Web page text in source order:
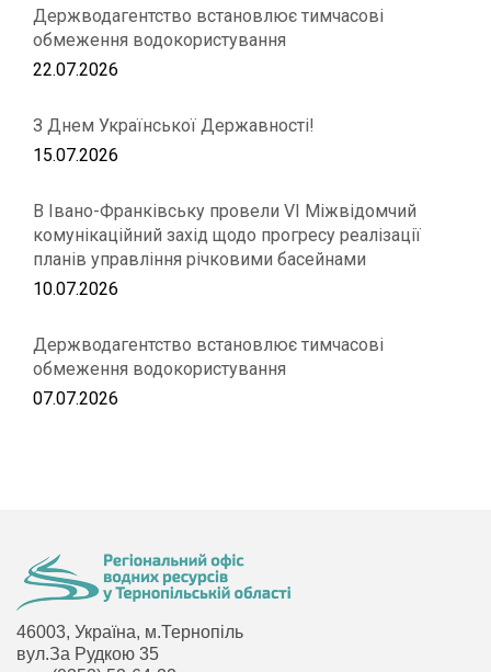
Держводагентство встановлює тимчасові
обмеження водокористування
22.07.2026
З Днем Української Державності!
15.07.2026
В Івано-Франківську провели VІ Міжвідомчий
комунікаційний захід щодо прогресу реалізації
планів управління річковими басейнами
10.07.2026
Держводагентство встановлює тимчасові
обмеження водокористування
07.07.2026
46003, Україна, м.Тернопіль
вул.За Рудкою 35